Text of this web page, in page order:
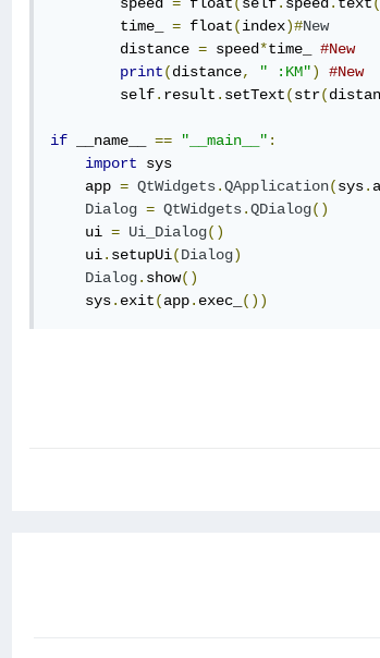
        speed
= float(self. speed. text
        time_
= float(index)#New
        distance
= speed*time_ #New
print(distance, " :KM")
#New
        self
. result . setText(str(
if __name__ == "__main__" :
import sys
    app
= QtWidgets.QApplication(sys.
Dialog = QtWidgets.QDialog()
    ui
= Ui_Dialog()
    ui
. setupUi(Dialog)
Dialog. show()
    sys
. exit(app. exec_ ())